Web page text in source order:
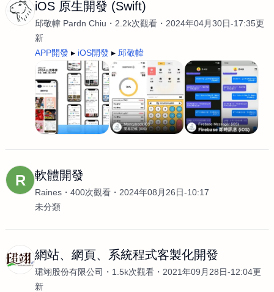
iOS 原生開發 (Swift)
邱敬幃 Pardn Chiu 2.2k次觀看
2024年04月30日-17:35更
新
APP開發
iOS開發 邱敬幃
R 軟體開發
Raines 400次觀看
2024年08月26日-10:17
未分類
網站、網頁、系統程式客製化開發
珺翊股份有限公司 1.5k次觀看
2021年09月28日-12:04更
新